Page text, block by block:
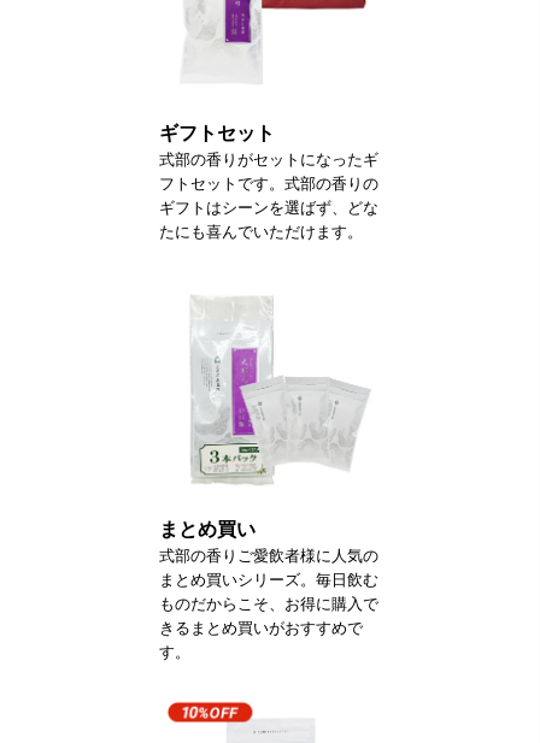
ギフトセット
式部の香りがセットになったギ
フトセットです。式部の香りの
ギフトはシーンを選ばず、どな
たにも喜んでいただけます。
まとめ買い
式部の香りご愛飲者様に人気の
まとめ買いシリーズ。毎日飲む
ものだからこそ、お得に購入で
きるまとめ買いがおすすめで
す。